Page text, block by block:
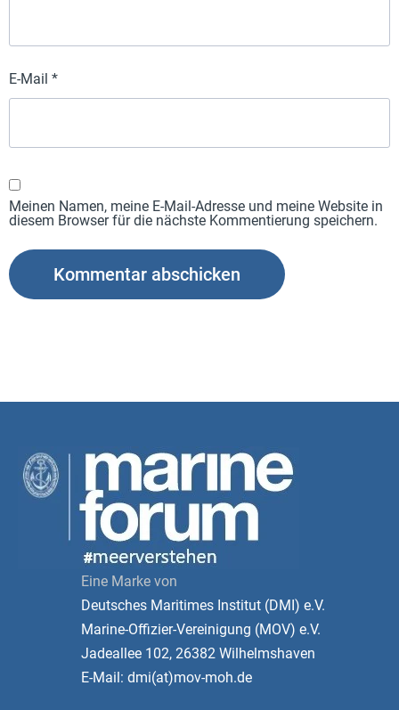
E-Mail *
Meinen Namen, meine E-Mail-Adresse und meine Website in
diesem Browser für die nächste Kommentierung speichern.
Eine Marke von
Deutsches Maritimes Institut (DMI) e.V.
Marine-Offizier-Vereinigung (MOV) e.V.
Jadeallee 102, 26382 Wilhelmshaven
E-Mail: dmi(at)mov-moh.de